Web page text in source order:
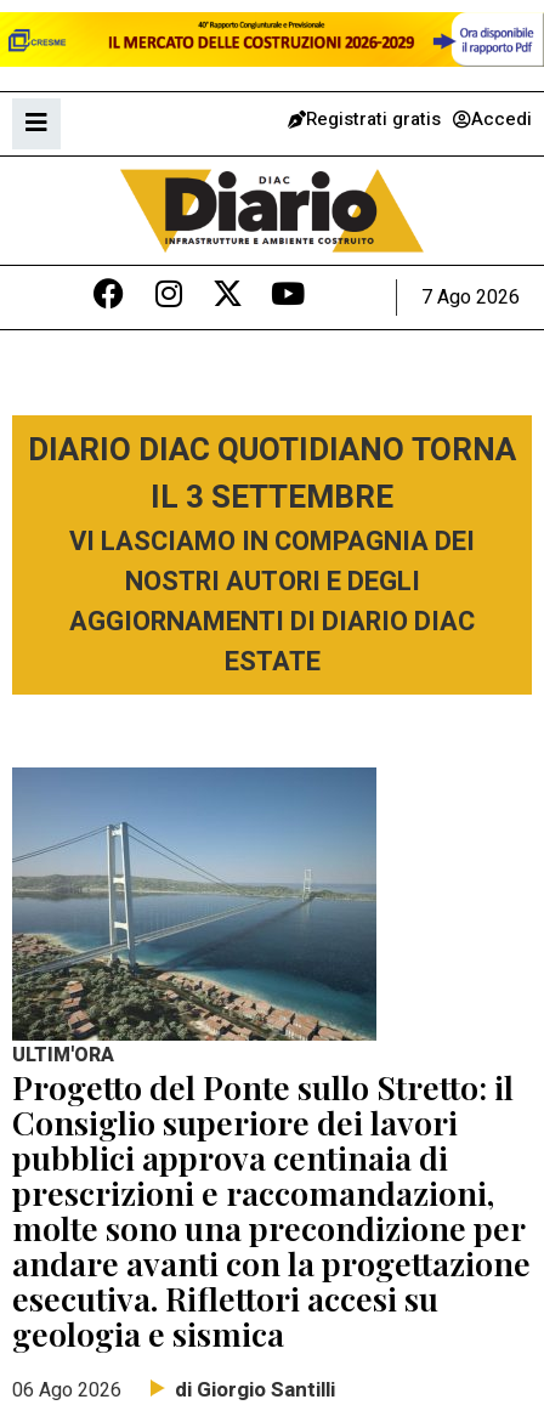
Registrati gratis Accedi
7 Ago 2026
DIARIO DIAC QUOTIDIANO TORNA
IL 3 SETTEMBRE
VI LASCIAMO IN COMPAGNIA DEI
NOSTRI AUTORI E DEGLI
AGGIORNAMENTI DI DIARIO DIAC
ESTATE
ULTIM'ORA
Progetto del Ponte sullo Stretto: il
Consiglio superiore dei lavori
pubblici approva centinaia di
prescrizioni e raccomandazioni,
molte sono una precondizione per
andare avanti con la progettazione
esecutiva. Riflettori accesi su
geologia e sismica
06 Ago 2026 di Giorgio Santilli